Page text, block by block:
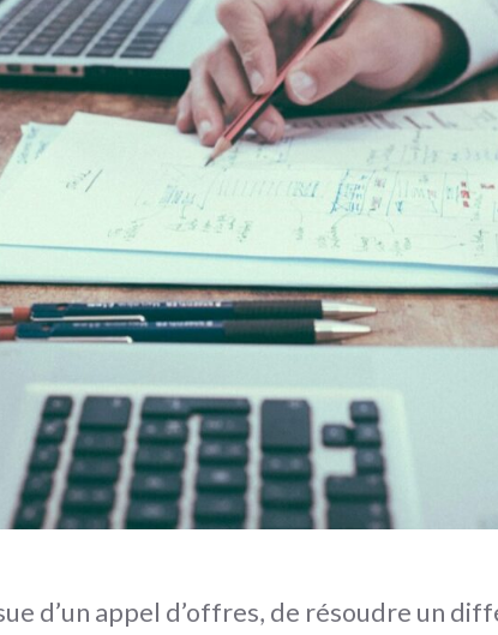
d’un appel d’offres, de résoudre un